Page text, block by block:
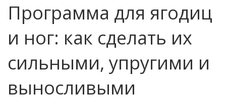
Программа для ягодиц
и ног: как сделать их
сильными, упругими и
выносливыми